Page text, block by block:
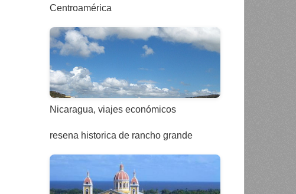
Centroamérica
Nicaragua, viajes económicos
resena historica de rancho grande